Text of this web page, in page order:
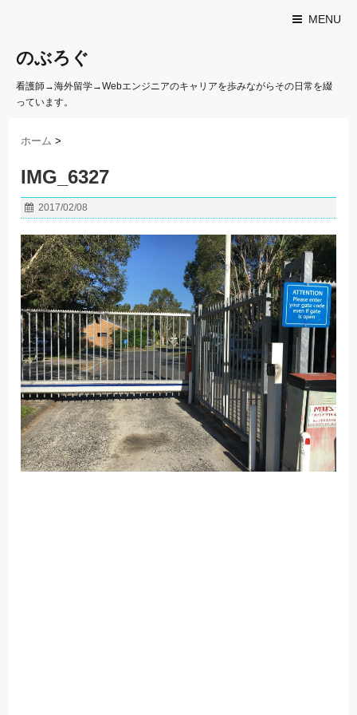
MENU
のぶろぐ
看護師→海外留学→Webエンジニアのキャリアを歩みながらその日常を綴
っています。
ホーム >
IMG_6327
2017/02/08